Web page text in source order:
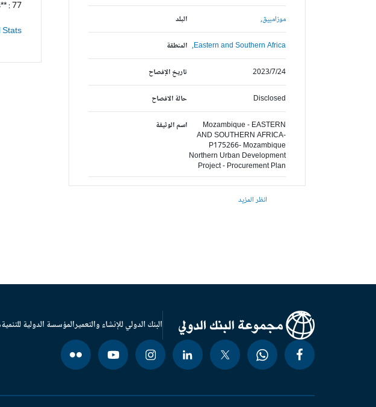
البلد موزامبيق,
المنطقة Eastern and Southern Africa,
تاريخ الإفصاح 2023/7/24
حالة الافصاح Disclosed
اسم الوثيقة
Mozambique - EASTERN
AND SOUTHERN AFRICA-
P175266- Mozambique
Northern Urban Development
Project - Procurement Plan
انظر المزيد
: 77
البنك الدولي للإنشاء والتعميرالمؤسسة الدولية للتنمية